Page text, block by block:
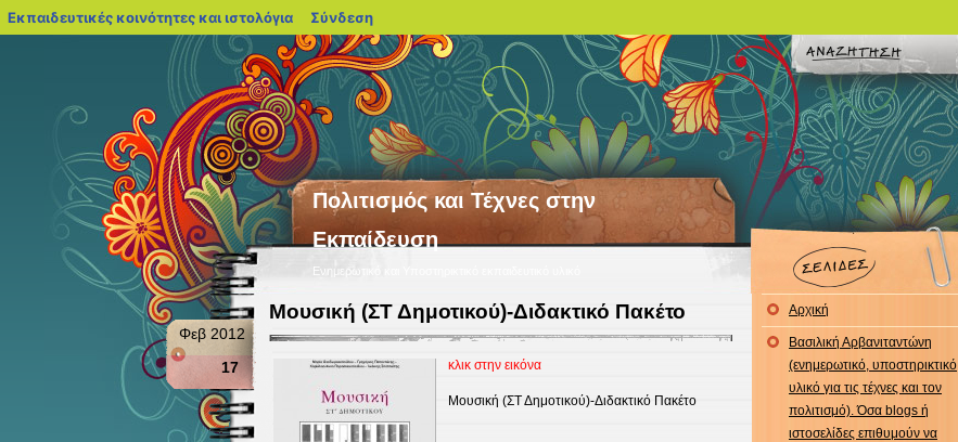
Πολιτισμός και Τέχνες στην
Εκπαίδευση
Ενημερωτικό και Υποστηρικτικό εκπαιδευτικό υλικό
Μουσική (ΣΤ Δημοτικού)-Διδακτικό Πακέτο
Φεβ 2012
17
κλικ στην εικόνα
Μουσική (ΣΤ Δημοτικού)-Διδακτικό Πακέτο
Αρχική
Βασιλική Αρβανιταντώνη
(ενημερωτικό, υποστηρικτικό
υλικό για τις τέχνες και τον
πολιτισμό). Όσα blogs ή
ιστοσελίδες επιθυμούν να
Εκπαιδευτικές κοινότητες και ιστολόγια blogs.sch.gr
Σύνδεση